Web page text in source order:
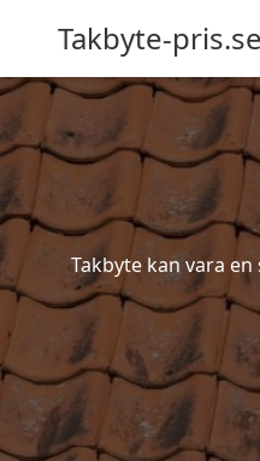
Takbyte-pris.se
Takbyte kan vara